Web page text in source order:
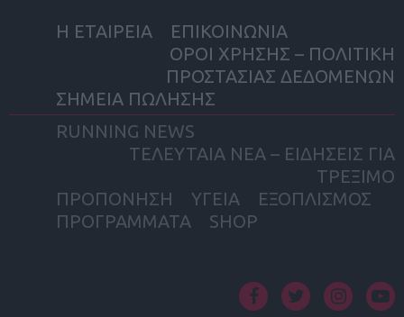
Η ΕΤΑΙΡΕΙΑ
ΕΠΙΚΟΙΝΩΝΙΑ
ΟΡΟΙ ΧΡΗΣΗΣ – ΠΟΛΙΤΙΚΗ
ΠΡΟΣΤΑΣΙΑΣ ΔΕΔΟΜΕΝΩΝ
ΣΗΜΕΙΑ ΠΩΛΗΣΗΣ
RUNNING NEWS
ΤΕΛΕΥΤΑΙΑ ΝΕΑ – ΕΙΔΗΣΕΙΣ ΓΙΑ
ΤΡΕΞΙΜΟ
ΠΡΟΠΟΝΗΣΗ
ΥΓΕΙΑ
ΕΞΟΠΛΙΣΜΟΣ
ΠΡΟΓΡΑΜΜΑΤΑ
SHOP